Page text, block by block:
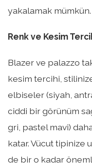
yakalamak mümkün.
Renk ve Kesim
Blazer ve palazzo
kesim tercihi,
elbiseler (siyah,
ciddi bir görünüm
gri, pastel mavi)
katar. Vücut tipinize
de bir o kadar